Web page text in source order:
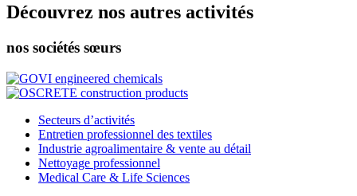
Découvrez nos autres activités
nos sociétés sœurs
Secteurs d’activités
Entretien professionnel des textiles
Industrie agroalimentaire & vente au détail
Nettoyage professionnel
Medical Care & Life Sciences